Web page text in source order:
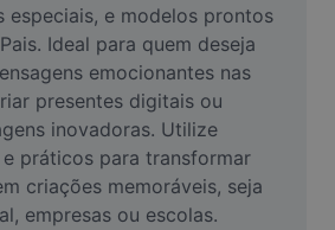
fundo de vídeo
especiais, e modelos prontos
Ideal para quem deseja
emocionantes nas
presentes digitais ou
inovadoras. Utilize
práticos para transformar
criações memoráveis, seja
empresas ou escolas.